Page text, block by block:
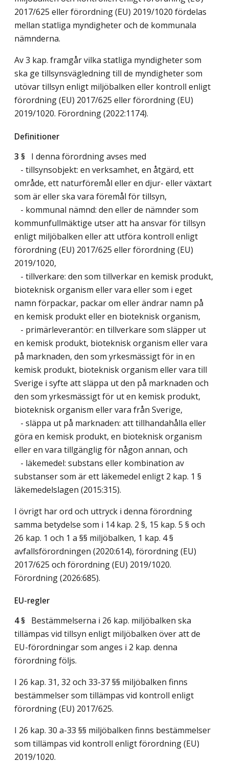
2017/625 eller förordning (EU) 2019/1020 fördelas
mellan statliga myndigheter och de kommunala
nämnderna.
Av 3 kap. framgår vilka statliga myndigheter som
ska ge tillsynsvägledning till de myndigheter som
utövar tillsyn enligt miljöbalken eller kontroll enligt
förordning (EU) 2017/625 eller förordning (EU)
2019/1020. Förordning (2022:1174).
Definitioner
3 § I denna förordning avses med
- tillsynsobjekt: en verksamhet, en åtgärd, ett
område, ett naturföremål eller en djur- eller växtart
som är eller ska vara föremål för tillsyn,
- kommunal nämnd: den eller de nämnder som
kommunfullmäktige utser att ha ansvar för tillsyn
enligt miljöbalken eller att utföra kontroll enligt
förordning (EU) 2017/625 eller förordning (EU)
2019/1020,
- tillverkare: den som tillverkar en kemisk produkt,
bioteknisk organism eller vara eller som i eget
namn förpackar, packar om eller ändrar namn på
en kemisk produkt eller en bioteknisk organism,
- primärleverantör: en tillverkare som släpper ut
en kemisk produkt, bioteknisk organism eller vara
på marknaden, den som yrkesmässigt för in en
kemisk produkt, bioteknisk organism eller vara till
Sverige i syfte att släppa ut den på marknaden och
den som yrkesmässigt för ut en kemisk produkt,
bioteknisk organism eller vara från Sverige,
- släppa ut på marknaden: att tillhandahålla eller
göra en kemisk produkt, en bioteknisk organism
eller en vara tillgänglig för någon annan, och
- läkemedel: substans eller kombination av
substanser som är ett läkemedel enligt 2 kap. 1 §
läkemedelslagen (2015:315).
I övrigt har ord och uttryck i denna förordning
samma betydelse som i 14 kap. 2 §, 15 kap. 5 § och
26 kap. 1 och 1 a §§ miljöbalken, 1 kap. 4 §
avfallsförordningen (2020:614), förordning (EU)
2017/625 och förordning (EU) 2019/1020.
Förordning (2026:685).
EU-regler
4 § Bestämmelserna i 26 kap. miljöbalken ska
tillämpas vid tillsyn enligt miljöbalken över att de
EU-förordningar som anges i 2 kap. denna
förordning följs.
I 26 kap. 31, 32 och 33-37 §§ miljöbalken finns
bestämmelser som tillämpas vid kontroll enligt
förordning (EU) 2017/625.
I 26 kap. 30 a-33 §§ miljöbalken finns bestämmelser
som tillämpas vid kontroll enligt förordning (EU)
2019/1020.